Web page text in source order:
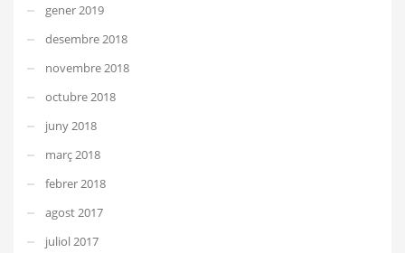
gener 2019
desembre 2018
novembre 2018
octubre 2018
juny 2018
març 2018
febrer 2018
agost 2017
juliol 2017